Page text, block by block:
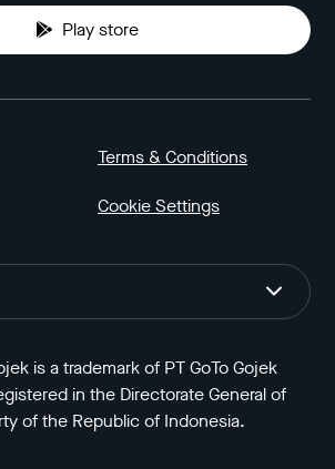
Play store
Terms & Conditions
Cookie Settings
is a trademark of PT GoTo Gojek
in the Directorate General of
of the Republic of Indonesia.